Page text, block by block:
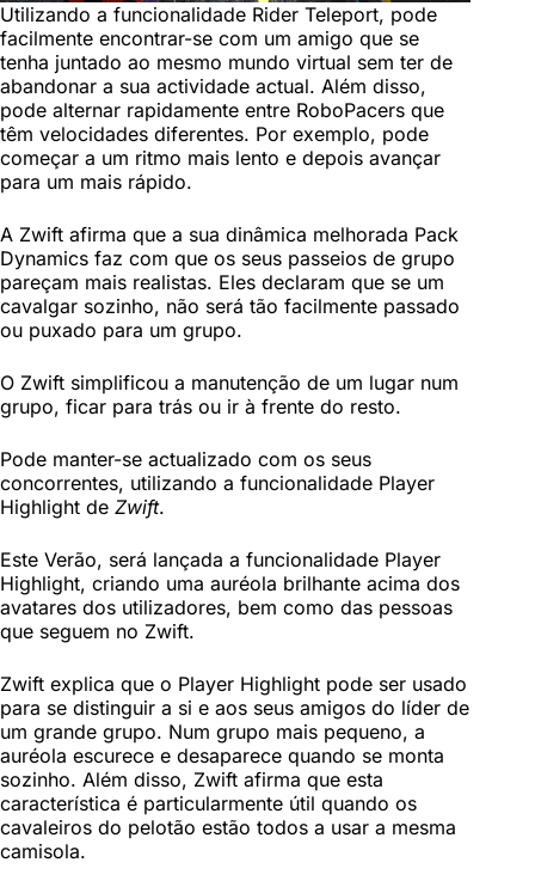
Utilizando a funcionalidade Rider Teleport, pode
facilmente encontrar-se com um amigo que se
tenha juntado ao mesmo mundo virtual sem ter de
abandonar a sua actividade actual. Além disso,
pode alternar rapidamente entre RoboPacers que
têm velocidades diferentes. Por exemplo, pode
começar a um ritmo mais lento e depois avançar
para um mais rápido.
A Zwift afirma que a sua dinâmica melhorada Pack
Dynamics faz com que os seus passeios de grupo
pareçam mais realistas. Eles declaram que se um
cavalgar sozinho, não será tão facilmente passado
ou puxado para um grupo.
O Zwift simplificou a manutenção de um lugar num
grupo, ficar para trás ou ir à frente do resto.
Pode manter-se actualizado com os seus
concorrentes, utilizando a funcionalidade Player
Highlight de Zwift.
Este Verão, será lançada a funcionalidade Player
Highlight, criando uma auréola brilhante acima dos
avatares dos utilizadores, bem como das pessoas
que seguem no Zwift.
Zwift explica que o Player Highlight pode ser usado
para se distinguir a si e aos seus amigos do líder de
um grande grupo. Num grupo mais pequeno, a
auréola escurece e desaparece quando se monta
sozinho. Além disso, Zwift afirma que esta
característica é particularmente útil quando os
cavaleiros do pelotão estão todos a usar a mesma
camisola.